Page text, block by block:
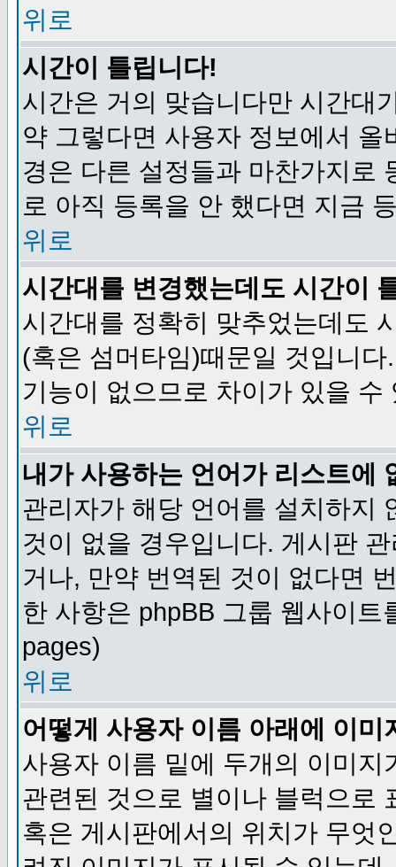
위로
시간이 틀립니다!
시간은 거의 맞습니다만 시간대
약 그렇다면 사용자 정보에서
경은 다른 설정들과 마찬가지로
로 아직 등록을 안 했다면 지금
위로
시간대를 변경했는데도 시간이
시간대를 정확히 맞추었는데도
(혹은 섬머타임)때문일 것입니
기능이 없으므로 차이가 있을 수
위로
내가 사용하는 언어가 리스트에
관리자가 해당 언어를 설치하지
것이 없을 경우입니다. 게시판
거나, 만약 번역된 것이 없다면
한 사항은 phpBB 그룹 웹사이
pages)
위로
어떻게 사용자 이름 아래에 이미
사용자 이름 밑에 두개의 이미
관련된 것으로 별이나 블럭으로
혹은 게시판에서의 위치가 무엇